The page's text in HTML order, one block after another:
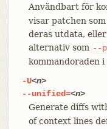
Användbart för
visar patchen
deras utdata,
alternativ som --
kommandoraden i
-U<n>
--unified=<n>
Generate diffs
of context lines